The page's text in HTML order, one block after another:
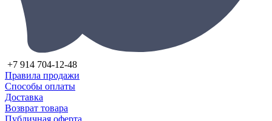
+7 914 704-12-48
Правила продажи
Способы оплаты
Доставка
Возврат товара